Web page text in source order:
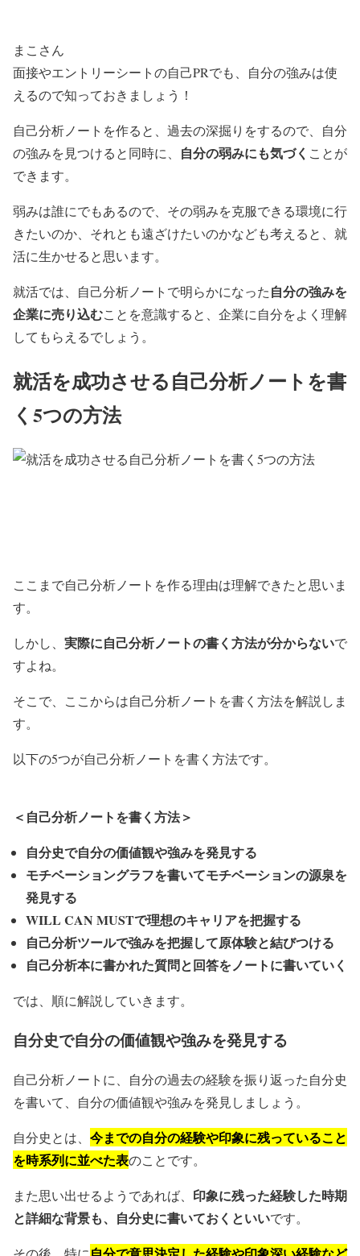
まこさん
面接やエントリーシートの自己PRでも、自分の強みは使
えるので知っておきましょう！
自己分析ノートを作ると、過去の深掘りをするので、自分
の強みを見つけると同時に、 自分の弱みにも気づく ことが
できます。
弱みは誰にでもあるので、その弱みを克服できる環境に行
きたいのか、それとも遠ざけたいのかなども考えると、就
活に生かせると思います。
就活では、自己分析ノートで明らかになった自分の強みを
企業に売り込むことを意識すると、企業に自分をよく理解
してもらえるでしょう。
就活を成功させる自己分析ノートを書
く5つの方法
ここまで自己分析ノートを作る理由は理解できたと思いま
す。
しかし、 実際に自己分析ノートの書く方法が分からないで
すよね。
そこで、ここからは自己分析ノートを書く方法を解説しま
す。
以下の5つが自己分析ノートを書く方法です。
＜自己分析ノートを書く方法＞
自分史で自分の価値観や強みを発見する
モチベーショングラフを書いてモチベーションの源泉を
発見する
WILL CAN MUSTで理想のキャリアを把握する
自己分析ツールで強みを把握して原体験と結びつける
自己分析本に書かれた質問と回答をノートに書いていく
では、順に解説していきます。
自分史で自分の価値観や強みを発見する
自己分析ノートに、自分の過去の経験を振り返った自分史
を書いて、自分の価値観や強みを発見しましょう。
自分史とは、 今までの自分の経験や印象に残っていること
を時系列に並べた表のことです。
また思い出せるようであれば、 印象に残った経験した時期
と詳細な背景も、自分史に書いておくといいです。